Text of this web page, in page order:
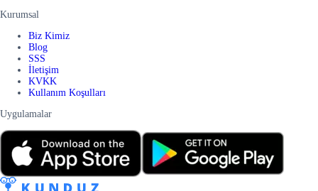
Kurumsal
Biz Kimiz
Blog
SSS
İletişim
KVKK
Kullanım Koşulları
Uygulamalar